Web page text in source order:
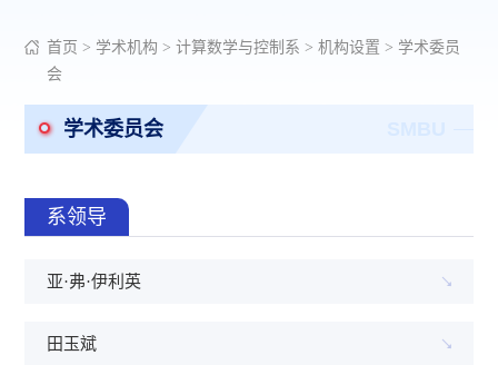
首页 > 学术机构 >计算数学与控制系 >机构设置 > 学术委员
会
学术委员会
系领导
亚·弗·伊利英
田玉斌